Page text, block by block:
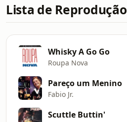
Lista de Reprodução
Whisky A Go Go
Roupa Nova
Pareço um Menino
Fabio Jr.
Scuttle Buttin'